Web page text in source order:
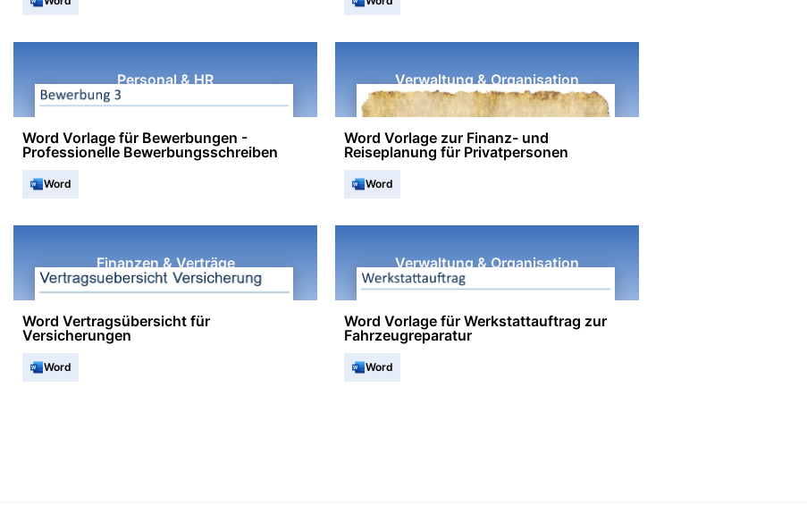
Personal & HR
Word Vorlage für Bewerbungen -
Professionelle Bewerbungsschreiben
Word
Verwaltung & Organisation
Word Vorlage zur Finanz- und
Reiseplanung für Privatpersonen
Word
Finanzen & Verträge
Word Vertragsübersicht für
Versicherungen
Word
Verwaltung & Organisation
Word Vorlage für Werkstattauftrag zur
Fahrzeugreparatur
Word